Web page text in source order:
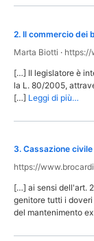
2. Il commercio dei
Marta Biotti · https://
[…] Il legislatore è
la L. 80/2005,
[…] Leggi di più…
3. Cassazione
https://
[…] ai sensi dell'art.
genitore tutti i
del mantenimento